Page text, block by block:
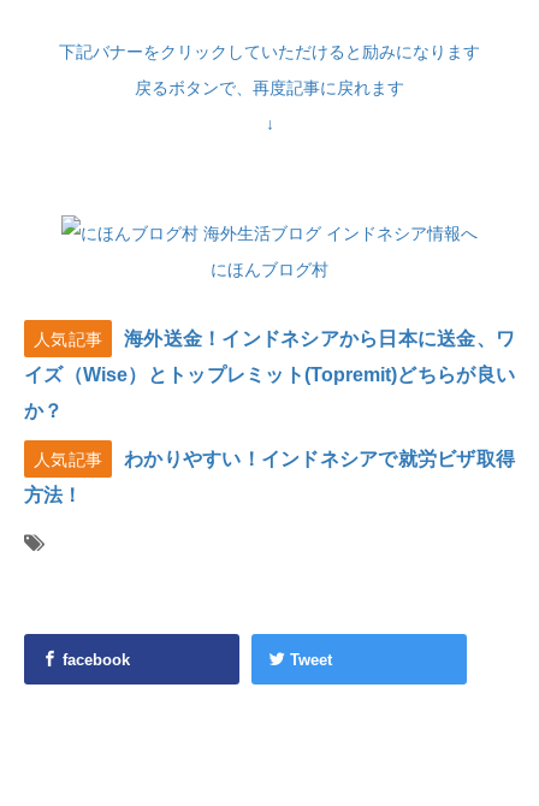
下記バナーをクリックしていただけると励みになります
戻るボタンで、再度記事に戻れます
↓
にほんブログ村
人気記事
海外送金！インドネシアから日本に送金、ワ
イズ（Wise）とトップレミット(Topremit)どちらが良い
か？
人気記事
わかりやすい！インドネシアで就労ビザ取得
方法！
facebook Tweet